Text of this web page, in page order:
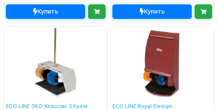
Купить Купить
ECO LINE ЭКО Классик 3 Крем ECO LINE Royal Design